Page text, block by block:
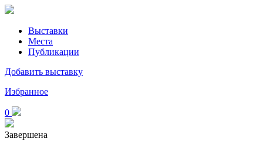
Выставки
Места
Публикации
Добавить выставку
Избранное
0
Завершена